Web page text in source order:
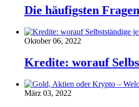
Die häufigsten
Oktober 06, 2022
Kredite: worauf
März 03, 2022